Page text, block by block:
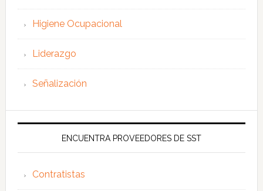
Higiene Ocupacional
Liderazgo
Señalización
ENCUENTRA PROVEEDORES DE SST
Contratistas